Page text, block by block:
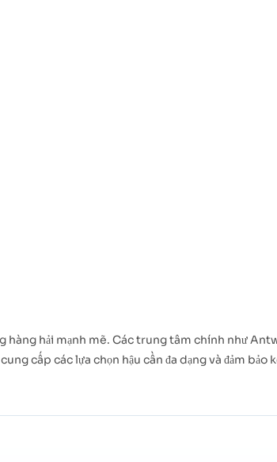
hàng hải mạnh mẽ. Các trung tâm chính như
cấp các lựa chọn hậu cần đa dạng và đảm bảo